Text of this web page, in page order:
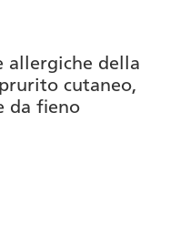
della
cutaneo,
da fieno